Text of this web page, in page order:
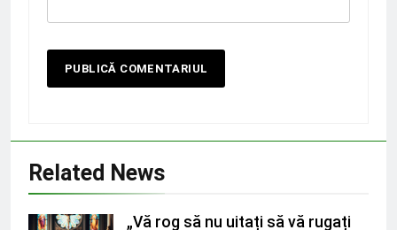
Related News
„Vă rog să nu uitați să vă rugați